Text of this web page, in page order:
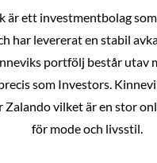
är ett investmentbolag
har levererat en stabil
portfölj består utav
som Investors.
Zalando vilket är en stor
för mode och livsstil.